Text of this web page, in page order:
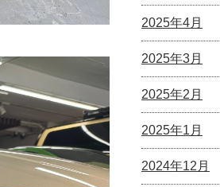
2025年4月
2025年3月
2025年2月
2025年1月
2024年12月